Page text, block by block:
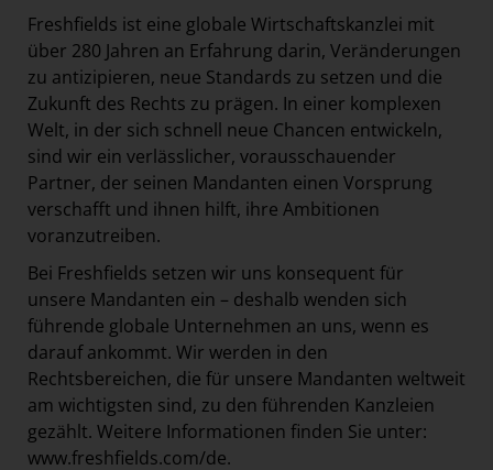
Freshfields ist eine globale Wirtschaftskanzlei mit
über 280 Jahren an Erfahrung darin, Veränderungen
zu antizipieren, neue Standards zu setzen und die
Zukunft des Rechts zu prägen. In einer komplexen
Welt, in der sich schnell neue Chancen entwickeln,
sind wir ein verlässlicher, vorausschauender
Partner, der seinen Mandanten einen Vorsprung
verschafft und ihnen hilft, ihre Ambitionen
voranzutreiben.
Bei Freshfields setzen wir uns konsequent für
unsere Mandanten ein – deshalb wenden sich
führende globale Unternehmen an uns, wenn es
darauf ankommt. Wir werden in den
Rechtsbereichen, die für unsere Mandanten weltweit
am wichtigsten sind, zu den führenden Kanzleien
gezählt. Weitere Informationen finden Sie unter:
www.freshfields.com/de.